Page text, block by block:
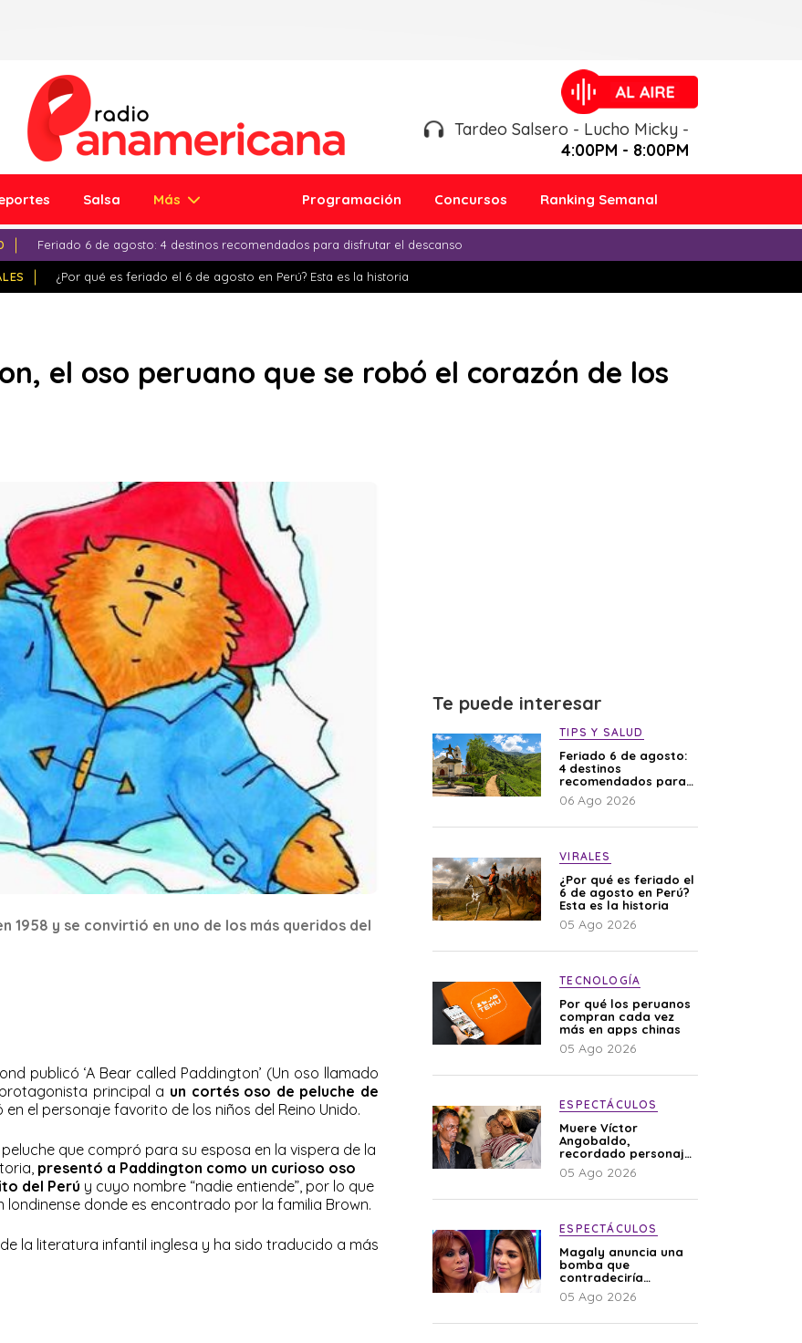
Tardeo Salsero - Lucho Micky -
4:00PM - 8:00PM
Salsa Más Programación Concursos Ranking Semanal
Feriado 6 de agosto: 4 destinos recomendados para disfrutar el descanso
¿Por qué es feriado el 6 de agosto en Perú? Esta es la historia
el oso peruano que se robó el corazón de los
1958 y se convirtió en uno de los más queridos del
publicó ‘A Bear called Paddington’ (Un oso llamado
principal a un cortés oso de peluche de
en el personaje favorito de los niños del Reino Unido.
que compró para su esposa en la vispera de la
presentó a Paddington como un curioso oso
del Perú y cuyo nombre “nadie entiende”, por lo que
donde es encontrado por la familia Brown.
la literatura infantil inglesa y ha sido traducido a más
Te puede interesar
TIPS Y SALUD
Feriado 6 de agosto:
4 destinos
recomendados para
disfrutar el descanso
06 Ago 2026
VIRALES
¿Por qué es feriado el
6 de agosto en Perú?
Esta es la historia
05 Ago 2026
TECNOLOGÍA
Por qué los peruanos
compran cada vez
más en apps chinas
05 Ago 2026
ESPECTÁCULOS
Muere Víctor
Angobaldo,
recordado personaje
de la farándula y
expareja de Shirley
05 Ago 2026
ESPECTÁCULOS
Magaly anuncia una
bomba que
contradeciría
comunicado de La
Bella Luz: “Hay un
05 Ago 2026